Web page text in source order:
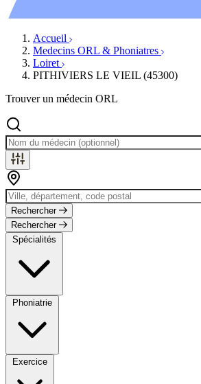
Accueil
Medecins ORL & Phoniatres
Loiret
PITHIVIERS LE VIEIL (45300)
Trouver un médecin ORL
Rechercher
Rechercher
Spécialités
Phoniatrie
Exercice